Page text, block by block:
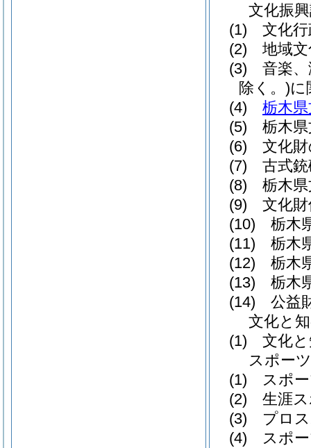
文化振
(1) 文化行
(2) 地域文
(3) 音楽、
除く。)に
(4)
栃木
(5) 栃木県
(6) 文化財
(7) 古式銃
(8) 栃木県
(9) 文化財
(10) 栃木
(11) 栃木
(12) 栃木
(13) 栃木
(14) 公益
文化と
(1) 文化と
スポー
(1) スポー
(2) 生涯ス
(3) プロス
(4) スポー